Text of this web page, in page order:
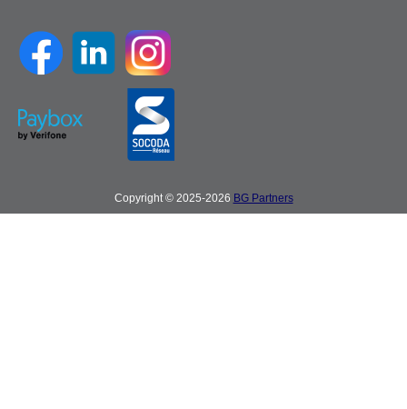
Copyright © 2025-2026 BG Partners